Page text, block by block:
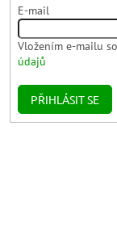
E-mail
Vložením e-mailu
údajů
PŘIHLÁSIT SE